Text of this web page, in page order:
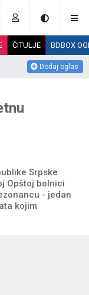
ČITULJE BDBOX
Dodaj oglas
Srpske
Opštoj bolnici
- jedan
kojim